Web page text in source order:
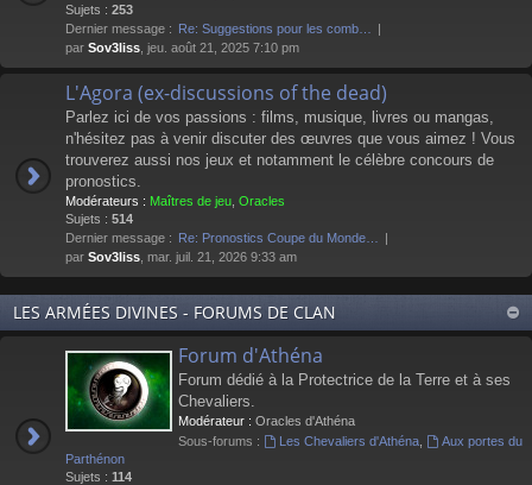
Sujets : 253
Dernier message : Re: Suggestions pour les comb…
par Sov3liss , jeu. août 21, 2025 7:10 pm
L'Agora (ex-discussions of the dead)
Parlez ici de vos passions : films, musique, livres ou mangas,
n'hésitez pas à venir discuter des œuvres que vous aimez ! Vous
trouverez aussi nos jeux et notamment le célèbre concours de
pronostics.
Modérateurs : Maîtres de jeu Oracles
Sujets : 514
Dernier message : Re: Pronostics Coupe du Monde…
par Sov3liss , mar. juil. 21, 2026 9:33 am
LES ARMÉES DIVINES - FORUMS DE CLAN
Forum d'Athéna
Forum dédié à la Protectrice de la Terre et à ses
Chevaliers.
Modérateur : Oracles d'Athéna
Sous-forums :
Les Chevaliers d'Athéna,
Aux portes du
Parthénon
Sujets : 114